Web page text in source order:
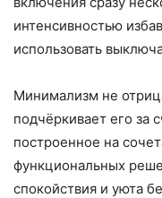
интенсивностью
использовать
Минимализм не
подчёркивает его за
построенное на
функциональных
спокойствия и уюта